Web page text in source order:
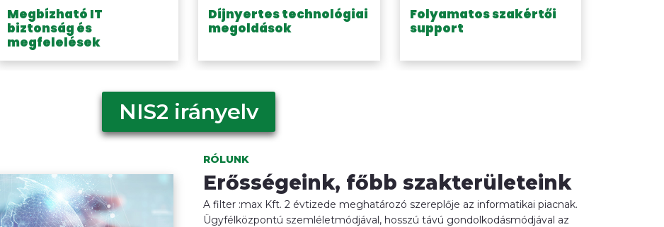
Megbízható IT
biztonság és
megfelelések
Díjnyertes technológiai
megoldások
Folyamatos szakértői
support
NIS2 irányelv
RÓLUNK
Erősségeink, főbb szakterületeink
A filter :max Kft. 2 évtizede meghatározó szereplője az informatikai piacnak.
Ügyfélközpontú szemléletmódjával, hosszú távú gondolkodásmódjával az